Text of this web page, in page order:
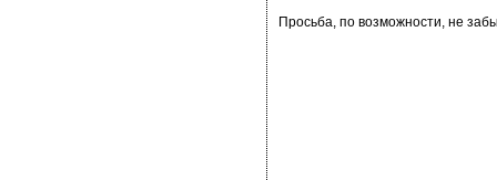
Просьба, по возможности, не